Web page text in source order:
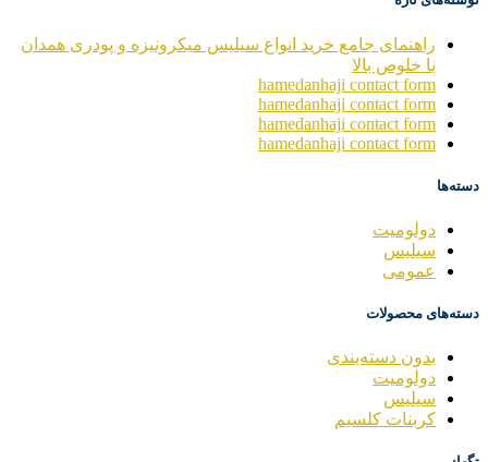
راهنمای جامع خرید انواع سیلیس میکرونیزه و پودری همدان
با خلوص بالا
hamedanhaji contact form
hamedanhaji contact form
hamedanhaji contact form
hamedanhaji contact form
دسته‌ها
دولومیت
سیلیس
عمومی
دسته‌های محصولات
بدون دسته‌بندی
دولومیت
سیلیس
کربنات کلسیم